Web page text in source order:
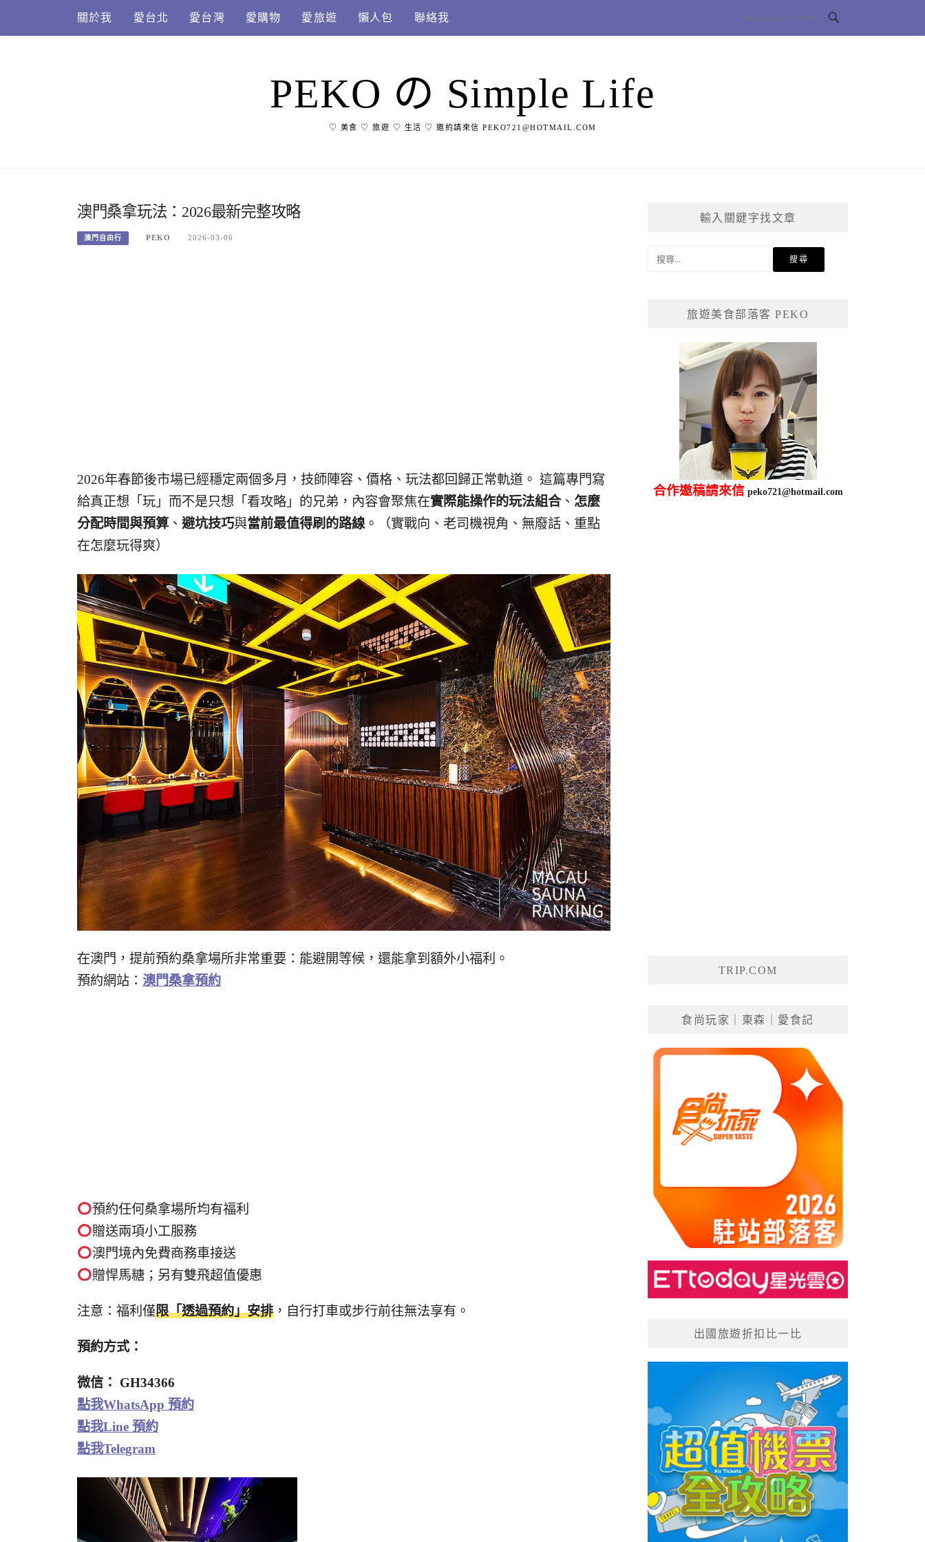
content
關於我 愛台北 愛台灣 愛購物 愛旅遊 懶人包 聯絡我
PEKO の Simple Life
♡ 美食 ♡ 旅遊 ♡ 生活 ♡ 邀約請來信 PEKO721@HOTMAIL.COM
澳門桑拿玩法：2026最新完整攻略
澳門自由行 PEKO 2026-03-06
2026年春節後市場已經穩定兩個多月，技師陣容、價格、玩法都回歸正常軌道。 這篇專門寫
給真正想「玩」而不是只想「看攻略」的兄弟，內容會聚焦在實際能操作的玩法組合、 怎麼
分配時間與預算 、 避坑技巧與當前最值得刷的路線 。（實戰向、老司機視角、無廢話、重點
在怎麼玩得爽）
在澳門，提前預約桑拿場所非常重要：能避開等候，還能拿到額外小福利。
預約網站： 澳門桑拿預約
預約任何桑拿場所均有福利
贈送兩項小工服務
澳門境內免費商務車接送
贈悍馬糖；另有雙飛超值優惠
注意：福利僅限「透過預約」安排，自行打車或步行前往無法享有。
預約方式：
微信： GH34366
點我WhatsApp 預約
點我Line 預約
點我Telegram
輸入關鍵字找文章
旅遊美食部落客 PEKO
合作邀稿請來信 peko721@hotmail.com
TRIP.COM
食尚玩家｜東森｜愛食記
出國旅遊折扣比一比